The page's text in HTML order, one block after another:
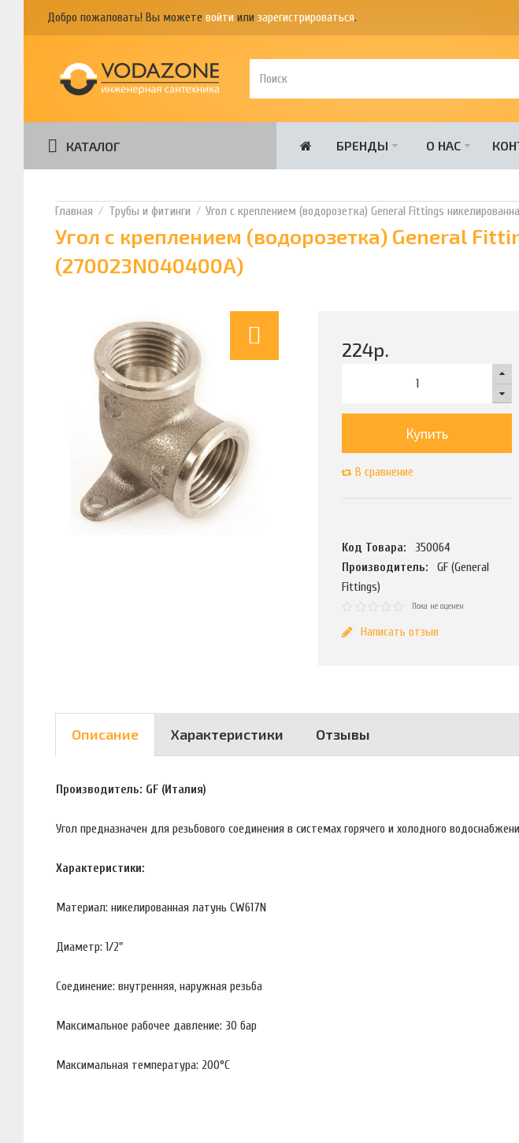
Добро пожаловать! Вы можете войти или зарегистрироваться.
КАТАЛОГ БРЕНДЫ О НАС
Трубы и фитинги Угол с креплением (водорозетка) General Fittings
Угол с креплением (водорозетка) General
(270023N040400A)
224р.
Купить
В сравнение
Код Товара:
350064
Производитель:
GF (General
Fittings)
Пока не оценен
Написать отзыв
Описание Характеристики Отзывы
Производитель: GF (Италия)
Угол предназначен для резьбового соединения в системах горячего и холодного
Характеристики:
Материал: никелированная латунь CW617N
Диаметр: 1/2"
Соединение: внутренняя, наружная резьба
Максимальное рабочее давление: 30 бар
Максимальная температура: 200°С